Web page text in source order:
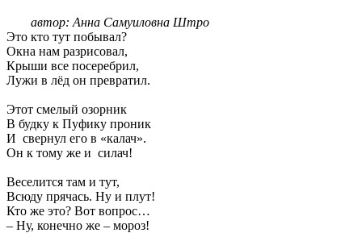
автор: Анна Самуиловна Штро
Это кто тут побывал?
Окна нам разрисовал,
Крыши все посеребрил,
Лужи в лёд он превратил.
Этот смелый озорник
В будку к Пуфику проник
И свернул его в «калач».
Он к тому же и силач!
Веселится там и тут,
Всюду прячась. Ну и плут!
Кто же это? Вот вопрос…
– Ну, конечно же – мороз!